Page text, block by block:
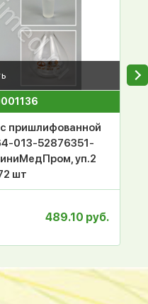
пришлифованной
013-52876351-
уп.2
шт
489.10 руб.